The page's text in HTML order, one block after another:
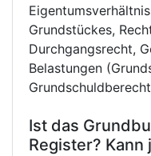
Grundstückes,
Durchgangsrecht,
Belastungen
Ist das
Register? Kann